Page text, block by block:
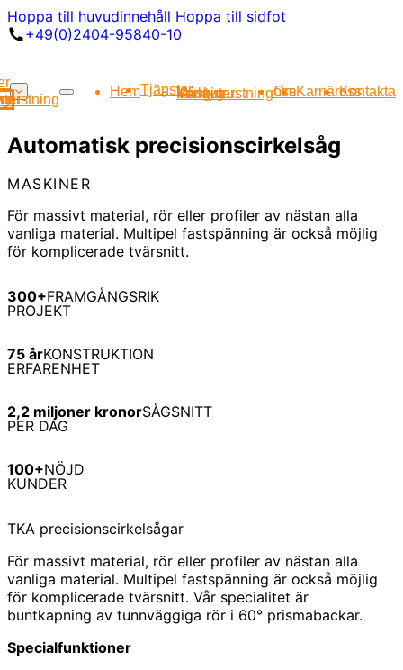
Hoppa till huvudinnehåll Hoppa till sidfot
+49(0)2404-95840-10
HemTjänsterMaskiner
Kringutrustning
Verktyg Om ossKarriärKontakta oss
Automatisk precisionscirkelsåg
MASKINER
För massivt material, rör eller profiler av nästan alla
vanliga material. Multipel fastspänning är också möjlig
för komplicerade tvärsnitt.
300+FRAMGÅNGSRIK
PROJEKT
75 årKONSTRUKTION
ERFARENHET
2,2 miljoner kronorSÅGSNITT
PER DAG
100+NÖJD
KUNDER
TKA precisionscirkelsågar
För massivt material, rör eller profiler av nästan alla
vanliga material. Multipel fastspänning är också möjlig
för komplicerade tvärsnitt. Vår specialitet är
buntkapning av tunnväggiga rör i 60° prismabackar.
Specialfunktioner